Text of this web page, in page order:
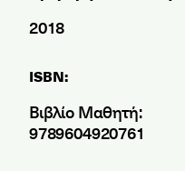
2018
ISBN:
Βιβλίο Μαθητή:
9789604920761